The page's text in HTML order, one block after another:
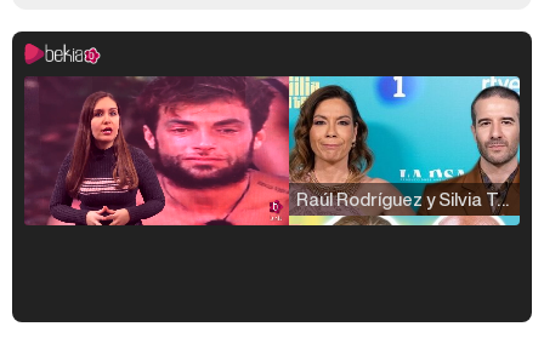
Raúl Rodríguez y Silvia Taulés nos cuentan su papel en 'La familia de la tele'